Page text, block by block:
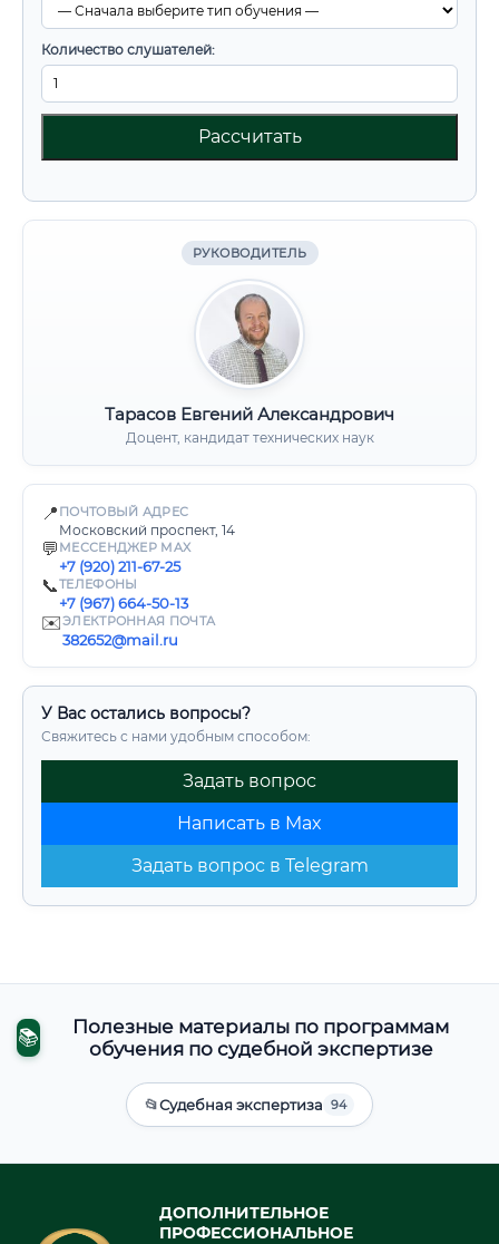
Количество слушателей:
Рассчитать
РУКОВОДИТЕЛЬ
Тарасов Евгений Александрович
Доцент, кандидат технических наук
📍 ПОЧТОВЫЙ АДРЕС
Московский проспект, 14
💬 МЕССЕНДЖЕР MAX
+7 (920) 211-67-25
📞ТЕЛЕФОНЫ
+7 (967) 664-50-13
✉️ЭЛЕКТРОННАЯ ПОЧТА
382652@mail.ru
У Вас остались вопросы?
Свяжитесь с нами удобным способом:
Задать вопрос
Написать в Max
Задать вопрос в Telegram
📚
Полезные материалы по программам
обучения по судебной экспертизе
📂Судебная экспертиза 94
ДОПОЛНИТЕЛЬНОЕ
ПРОФЕССИОНАЛЬНОЕ